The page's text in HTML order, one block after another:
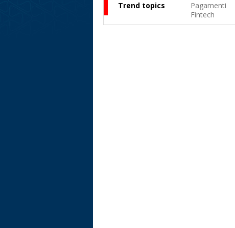
Trend topics Pagamenti
Fintech